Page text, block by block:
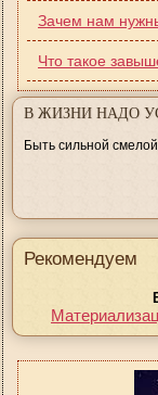
Зачем нам
Что такое
В ЖИЗНИ НАДО
Быть сильной смелой
Рекомендуем